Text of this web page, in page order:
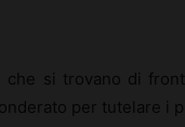
che si trovano di
per tutelare i